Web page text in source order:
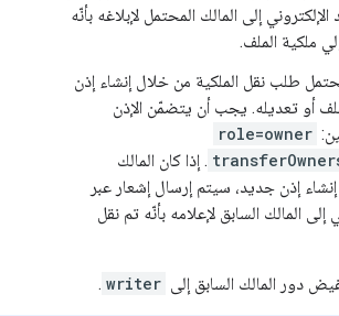
الإلكتروني إلى المالك المحتمل لإبلاغه بأنّه
ملكية الملف.
طلب نقل الملكية من خلال إنشاء إذن
أو تعديله. يجب أن يتضمّن الإذن
role=owner
. إذا كان المالك
إذن جديد، سيتم إرسال إشعار عبر
إلى المالك السابق لإعلامه بأنّه تم نقل
دور المالك السابق إلى writer
.